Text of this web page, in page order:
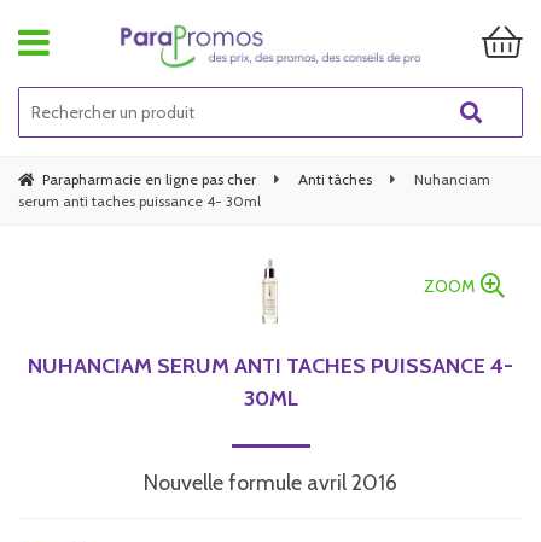
Parapharmacie en ligne pas cher Anti tâches
Nuhanciam
serum anti taches puissance 4- 30ml
ZOOM
NUHANCIAM SERUM ANTI TACHES PUISSANCE 4-
30ML
Nouvelle formule avril 2016